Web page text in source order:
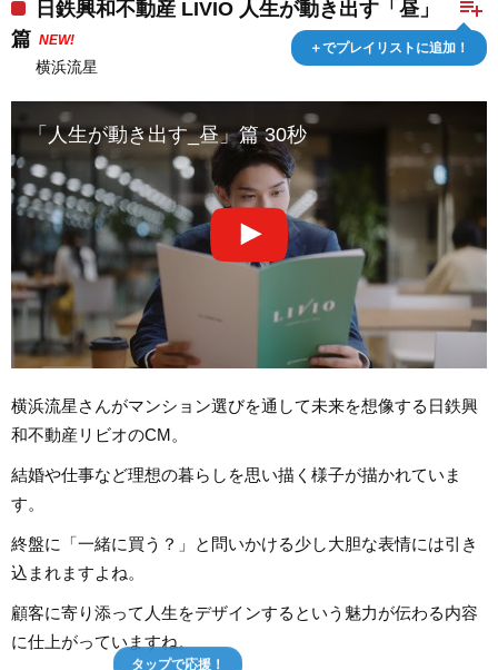
playlist_add
＋でプレイリストに追加！
日鉄興和不動産 LIVIO 人生が動き出す「昼」
篇 NEW!
横浜流星
「人生が動き出す_昼」篇 30秒
横浜流星さんがマンション選びを通して未来を想像する日鉄興
和不動産リビオのCM。
結婚や仕事など理想の暮らしを思い描く様子が描かれていま
す。
終盤に「一緒に買う？」と問いかける少し大胆な表情には引き
込まれますよね。
顧客に寄り添って人生をデザインするという魅力が伝わる内容
に仕上がっていますね。
タップで応援！